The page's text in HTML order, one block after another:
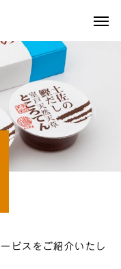
ビスをご紹介いたし